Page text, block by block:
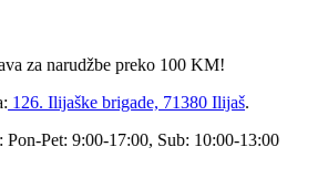
narudžbe preko 100 KM!
Ilijaške brigade, 71380 Ilijaš.
Pet: 9:00-17:00, Sub: 10:00-13:00